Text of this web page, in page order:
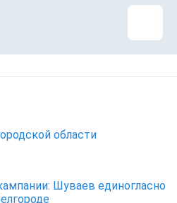
области
Шуваев единогласно